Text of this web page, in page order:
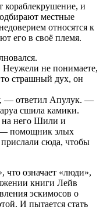
кораблекрушение, и
местные
относятся к
его в своё племя.
не понимаете,
страшный дух, он
— ответил Апулук. —
сшила камики.
него Шили и
— помощник злых
сюда, чтобы
означает «люди»,
книги Лейв
эскимосов о
И пытается стать